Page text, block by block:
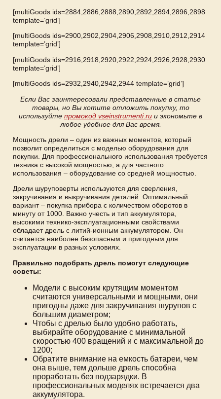
[multiGoods ids=2884,2886,2888,2890,2892,2894,2896,2898
template=’grid’]
[multiGoods ids=2900,2902,2904,2906,2908,2910,2912,2914
template=’grid’]
[multiGoods ids=2916,2918,2920,2922,2924,2926,2928,2930
template=’grid’]
[multiGoods ids=2932,2940,2942,2944 template=’grid’]
Если Вас заинтересовали представленные в статье
товары, но Вы хотите отложить покупку, то
используйте промокод vseinstrumenti.ru и экономьте в
любое удобное для Вас время.
Мощность дрели – один из важных моментов, который
позволит определиться с моделью оборудования для
покупки. Для профессионального использования требуется
техника с высокой мощностью, а для частного
использования – оборудование со средней мощностью.
Дрели шуруповерты используются для сверления,
закручивания и выкручивания деталей. Оптимальный
вариант – покупка прибора с количеством оборотов в
минуту от 1000. Важно учесть и тип аккумулятора,
высокими технико-эксплуатационными свойствами
обладает дрель с литий-ионным аккумулятором. Он
считается наиболее безопасным и пригодным для
эксплуатации в разных условиях.
Правильно подобрать дрель помогут следующие
советы:
Модели с высоким крутящим моментом
считаются универсальными и мощными, они
пригодны даже для закручивания шурупов с
большим диаметром;
Чтобы с дрелью было удобно работать,
выбирайте оборудование с минимальной
скоростью 400 вращений и с максимальной до
1200;
Обратите внимание на емкость батареи, чем
она выше, тем дольше дрель способна
проработать без подзарядки. В
профессиональных моделях встречается два
аккумулятора.